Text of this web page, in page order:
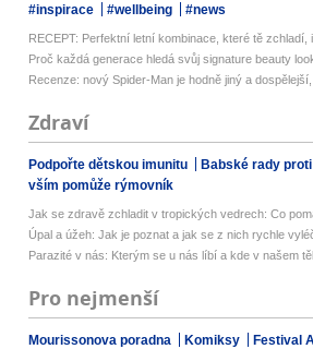
#inspirace #wellbeing #news
RECEPT: Perfektní letní kombinace, které tě zchladí,
Proč každá generace hledá svůj signature beauty
Recenze: nový Spider-Man je hodně jiný a dospělejší,
Zdraví
Podpořte dětskou imunitu Babské rady
vším pomůže rýmovník
Jak se zdravě zchladit v tropických vedrech: Co
Úpal a úžeh: Jak je poznat a jak se z nich rychle
Parazité v nás: Kterým se u nás líbí a kde v našem
Pro nejmenší
Mourissonova poradna Komiksy Festival